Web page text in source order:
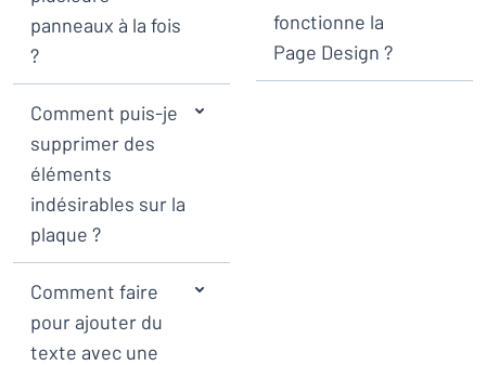
panneaux à la fois
?
Comment puis-je
supprimer des
éléments
indésirables sur la
plaque ?
Comment faire
pour ajouter du
texte avec une
fonctionne la
Page Design ?